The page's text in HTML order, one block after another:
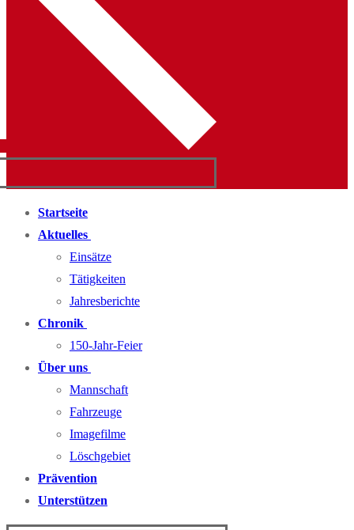
Startseite
Aktuelles
Einsätze
Tätigkeiten
Jahresberichte
Chronik
150-Jahr-Feier
Über uns
Mannschaft
Fahrzeuge
Imagefilme
Löschgebiet
Prävention
Unterstützen